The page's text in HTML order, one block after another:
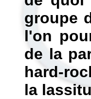
groupe
l'on
de la
hard-
la